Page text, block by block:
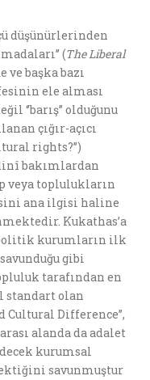
düşünürlerinden
(The Liberal
ve başka bazı
ele alması
‘’barış’’ olduğunu
çığır-açıcı
rights?’’)
bakımlardan
veya toplulukların
ana ilgisi haline
Kukathas’a
kurumların ilk
gibi
tarafından en
standart olan
Cultural Difference’’,
alanda da adalet
kurumsal
savunmuştur